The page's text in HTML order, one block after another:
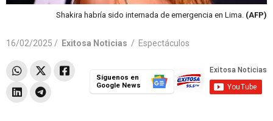
Shakira habría sido internada de emergencia en Lima. (AFP)
16/02/2025 / Exitosa Noticias / Espectáculos
Síguenos en
Google News